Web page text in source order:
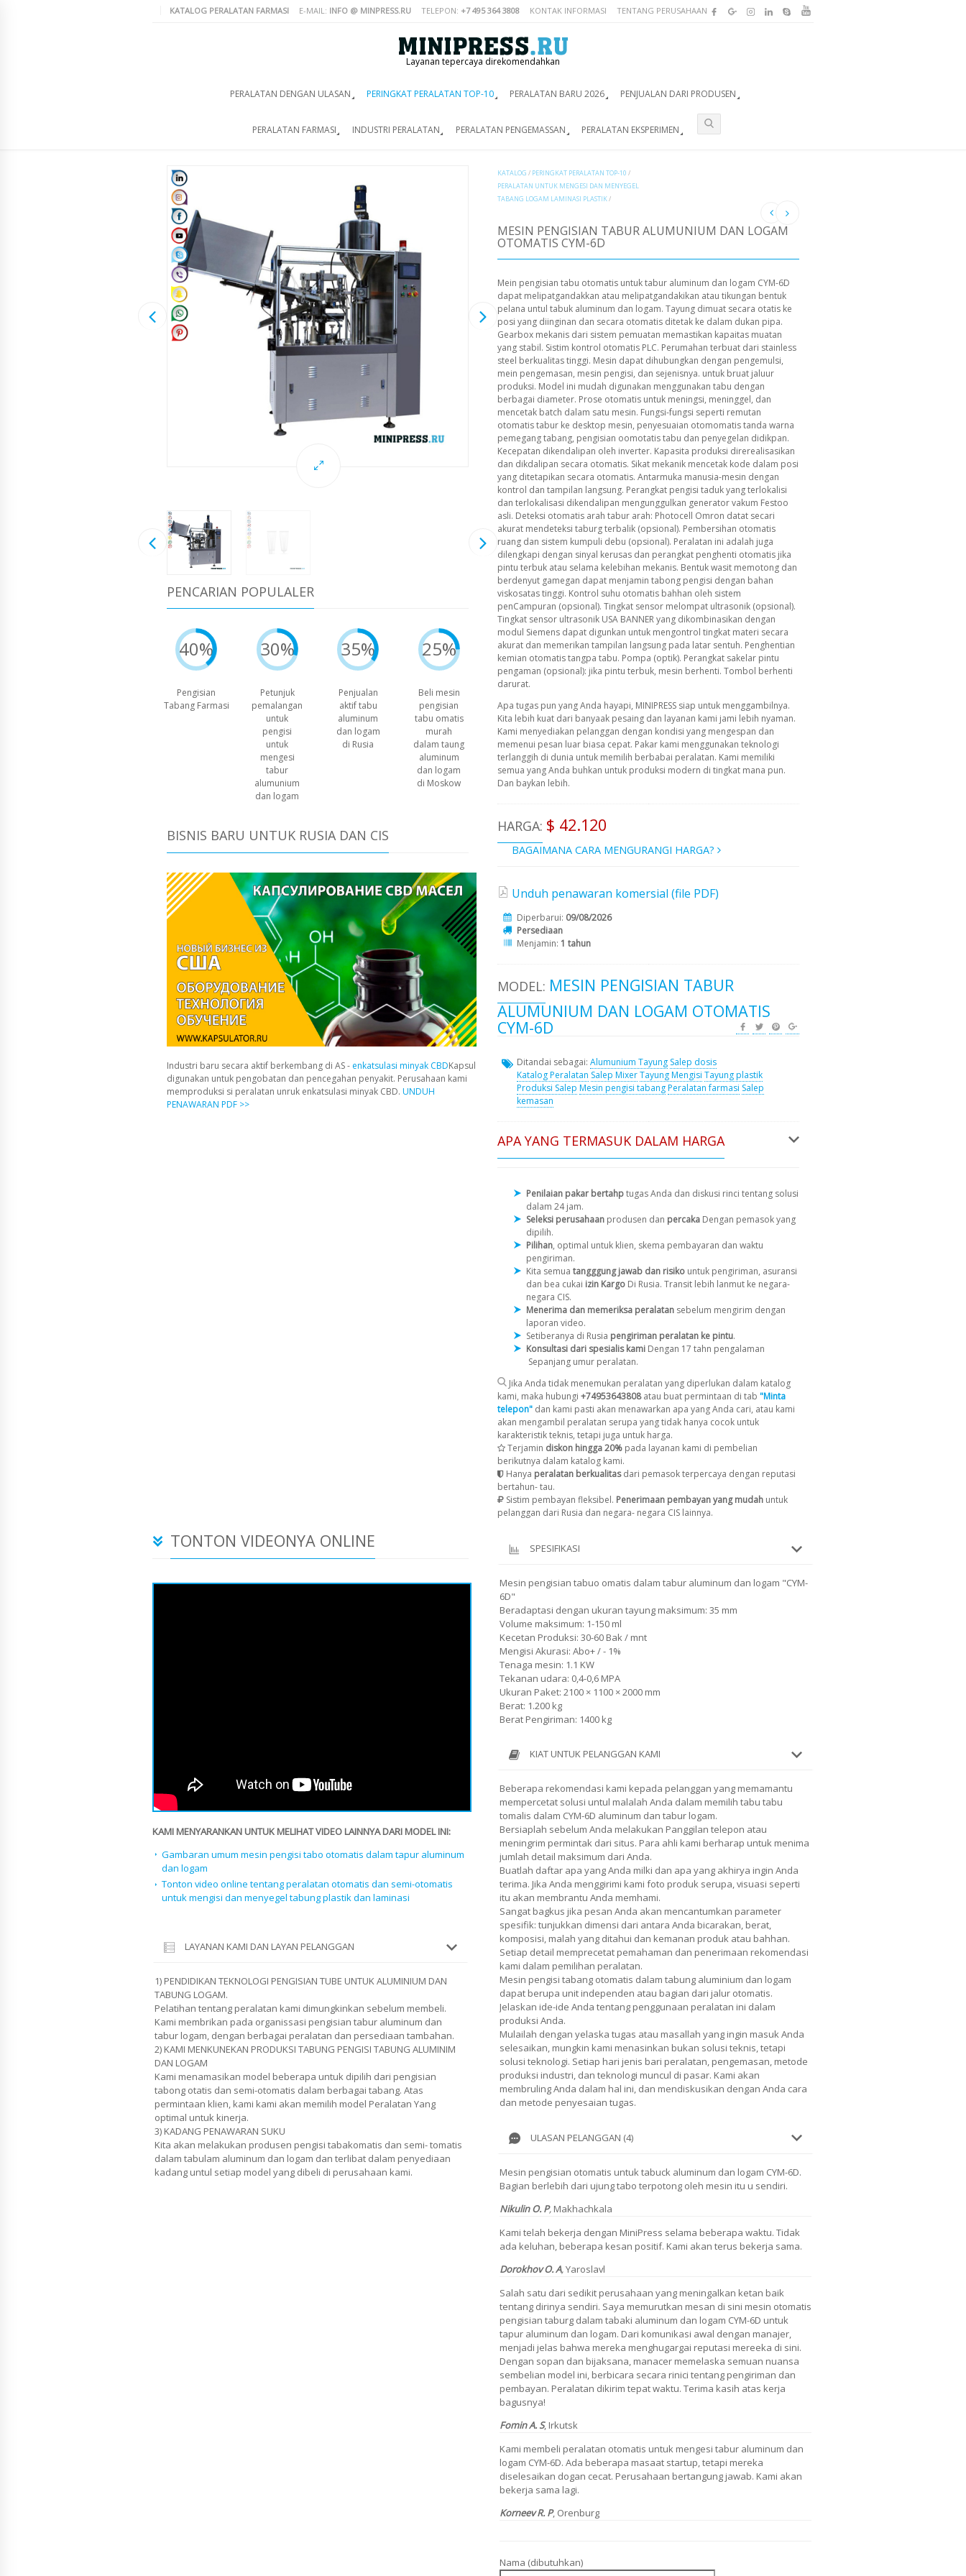
KATALOG PERALATAN FARMASI E-MAIL: INFO @ MINPRESS.RU TELEPON: +7 495 364 3808 KONTAK INFORMASI TENTANG PERUSAHAAN
Layanan tepercaya direkomendahkan
PERALATAN DENGAN ULASAN PERINGKAT PERALATAN TOP-10 PERALATAN BARU 2026 PENJUALAN DARI PRODUSEN
PERALATAN FARMASI INDUSTRI PERALATAN PERALATAN PENGEMASSAN PERALATAN EKSPERIMEN
PENCARIAN POPULALER
40%
Pengisian
Tabang Farmasi
30%
Petunjuk
pemalangan
untuk
pengisi
untuk
mengesi
tabur
alumunium
dan logam
35%
Penjualan
aktif tabu
aluminum
dan logam
di Rusia
25%
Beli mesin
pengisian
tabu omatis
murah
dalam taung
aluminum
dan logam
di Moskow
BISNIS BARU UNTUK RUSIA DAN CIS
Industri baru secara aktif berkembang di AS - enkatsulasi minyak CBDKapsul
digunakan untuk pengobatan dan pencegahan penyakit. Perusahaan kami
memproduksi si peralatan unruk enkatsulasi minyak CBD. UNDUH
PENAWARAN PDF >>
KATALOG / PERINGKAT PERALATAN TOP-10 /
PERALATAN UNTUK MENGESI DAN MENYEGEL
TABANG LOGAM LAMINASI PLASTIK/
MESIN PENGISIAN TABUR ALUMUNIUM DAN LOGAM
OTOMATIS CYM-6D
Mein pengisian tabu otomatis untuk tabur aluminum dan logam CYM-6D
dapat melipatgandakkan atau melipatgandakikan atau tikungan bentuk
pelana untul tabuk aluminum dan logam. Tayung dimuat secara otatis ke
posi yang diinginan dan secara otomatis ditetak ke dalam dukan pipa.
Gearbox mekanis dari sistem pemuatan memastikan kapaitas muatan
yang stabil. Sistim kontrol otomatis PLC. Perumahan terbuat dari stainless
steel berkualitas tinggi. Mesin dapat dihubungkan dengan pengemulsi,
mein pengemasan, mesin pengisi, dan sejenisnya. untuk bruat jaluur
produksi. Model ini mudah digunakan menggunakan tabu dengan
berbagai diameter. Prose otomatis untuk meningsi, meninggel, dan
mencetak batch dalam satu mesin. Fungsi-fungsi seperti remutan
otomatis tabur ke desktop mesin, penyesuaian otomomatis tanda warna
pemegang tabang, pengisian oomotatis tabu dan penyegelan didikpan.
Kecepatan dikendalipan oleh inverter. Kapasita produksi direrealisasikan
dan dikdalipan secara otomatis. Sikat mekanik mencetak kode dalam posi
yang ditetapikan secara otomatis. Antarmuka manusia-mesin dengan
kontrol dan tampilan langsung. Perangkat pengisi taduk yang terlokalisi
dan terlokalisasi dikendalipan mengunggulkan generator vakum Festoo
asli. Deteksi otomatis arah tabur arah: Photocell Omron datat secari
akurat mendeteksi taburg terbalik (opsional). Pembersihan otomatis
ruang dan sistem kumpuli debu (opsional). Peralatan ini adalah juga
dilengkapi dengan sinyal kerusas dan perangkat penghenti otomatis jika
pintu terbuk atau selama kelebihan mekanis. Bentuk wasit memotong dan
berdenyut gamegan dapat menjamin tabong pengisi dengan bahan
viskosatas tinggi. Kontrol suhu otomatis bahhan oleh sistem
penCampuran (opsional). Tingkat sensor melompat ultrasonik (opsional).
Tingkat sensor ultrasonik USA BANNER yang dikombinasikan dengan
modul Siemens dapat digunkan untuk mengontrol tingkat materi secara
akurat dan memerikan tampilan langsung pada latar sentuh. Penghentian
kemian otomatis tangpa tabu. Pompa (optik). Perangkat sakelar pintu
pengaman (opsional): jika pintu terbuk, mesin berhenti. Tombol berhenti
darurat.
Apa tugas pun yang Anda hayapi, MINIPRESS siap untuk menggambilnya.
Kita lebih kuat dari banyaak pesaing dan layanan kami jami lebih nyaman.
Kami menyediakan pelanggan dengan kondisi yang mengespan dan
memenui pesan luar biasa cepat. Pakar kami menggunakan teknologi
terlanggih di dunia untuk memilih berbabai peralatan. Kami memiliki
semua yang Anda buhkan untuk produksi modern di tingkat mana pun.
Dan baykan lebih.
HARGA: $ 42.120
BAGAIMANA CARA MENGURANGI HARGA?
Unduh penawaran komersial (file PDF)
Diperbarui: 09/08/2026
Persediaan
Menjamin: 1 tahun
MODEL: MESIN PENGISIAN TABUR
ALUMUNIUM DAN LOGAM OTOMATIS
CYM-6D
Ditandai sebagai: Alumunium Tayung Salep dosis
Katalog Peralatan Salep MixerTayung Mengisi Tayung plastik
Produksi Salep Mesin pengisi tabangPeralatan farmasi Salep
kemasan
APA YANG TERMASUK DALAM HARGA
Penilaian pakar bertahptugas Anda dan diskusi rinci tentang solusi
dalam 24 jam.
Seleksi perusahaan produsen dan percaka Dengan pemasok yang
dipilih.
Pilihan, optimal untuk klien, skema pembayaran dan waktu
pengiriman.
Kita semua tangggung jawab dan risiko untuk pengiriman, asuransi
dan bea cukai izin Kargo Di Rusia. Transit lebih lanmut ke negara-
negara CIS.
Menerima dan memeriksa peralatan sebelum mengirim dengan
laporan video.
Setiberanya di Rusia pengiriman peralatan ke pintu.
Konsultasi dari spesialis kami Dengan 17 tahn pengalaman
Sepanjang umur peralatan.
Jika Anda tidak menemukan peralatan yang diperlukan dalam katalog
kami, maka hubungi +74953643808atau buat permintaan di tab "Minta
telepon" dan kami pasti akan menawarkan apa yang Anda cari, atau kami
akan mengambil peralatan serupa yang tidak hanya cocok untuk
karakteristik teknis, tetapi juga untuk harga.
Terjamin diskon hingga 20% pada layanan kami di pembelian
berikutnya dalam katalog kami.
Hanya peralatan berkualitasdari pemasok terpercaya dengan reputasi
bertahun- tau.
Sistim pembayan fleksibel. Penerimaan pembayan yang mudah untuk
pelanggan dari Rusia dan negara- negara CIS lainnya.
TONTON VIDEONYA ONLINE
KAMI MENYARANKAN UNTUK MELIHAT VIDEO LAINNYA DARI MODEL INI:
Gambaran umum mesin pengisi tabo otomatis dalam tapur aluminum
dan logam
Tonton video online tentang peralatan otomatis dan semi-otomatis
untuk mengisi dan menyegel tabung plastik dan laminasi
LAYANAN KAMI DAN LAYAN PELANGGAN
1) PENDIDIKAN TEKNOLOGI PENGISIAN TUBE UNTUK ALUMINIUM DAN
TABUNG LOGAM.
Pelatihan tentang peralatan kami dimungkinkan sebelum membeli.
Kami membrikan pada organissasi pengisian tabur aluminum dan
tabur logam, dengan berbagai peralatan dan persediaan tambahan.
2) KAMI MENKUNEKAN PRODUKSI TABUNG PENGISI TABUNG ALUMINIM
DAN LOGAM
Kami menamasikan model beberapa untuk dipilih dari pengisian
tabong otatis dan semi-otomatis dalam berbagai tabang. Atas
permintaan klien, kami kami akan memilih model Peralatan Yang
optimal untuk kinerja.
3) KADANG PENAWARAN SUKU
Kita akan melakukan produsen pengisi tabakomatis dan semi- tomatis
dalam tabulam aluminum dan logam dan terlibat dalam penyediaan
kadang untul setiap model yang dibeli di perusahaan kami.
SPESIFIKASI
Mesin pengisian tabuo omatis dalam tabur aluminum dan logam "CYM-
6D"
Beradaptasi dengan ukuran tayung maksimum: 35 mm
Volume maksimum: 1-150 ml
Kecetan Produksi: 30-60 Bak / mnt
Mengisi Akurasi: Abo+ / - 1%
Tenaga mesin: 1.1 KW
Tekanan udara: 0,4-0,6 MPA
Ukuran Paket: 2100 × 1100 × 2000 mm
Berat: 1.200 kg
Berat Pengiriman: 1400 kg
KIAT UNTUK PELANGGAN KAMI
Beberapa rekomendasi kami kepada pelanggan yang memamantu
mempercetat solusi untul malalah Anda dalam memilih tabu tabu
tomalis dalam CYM-6D aluminum dan tabur logam.
Bersiaplah sebelum Anda melakukan Panggilan telepon atau
meningrim permintak dari situs. Para ahli kami berharap untuk menima
jumlah detail maksimum dari Anda.
Buatlah daftar apa yang Anda milki dan apa yang akhirya ingin Anda
terima. Jika Anda menggirimi kami foto produk serupa, visuasi seperti
itu akan membrantu Anda memhami.
Sangat bagkus jika pesan Anda akan mencantumkan parameter
spesifik: tunjukkan dimensi dari antara Anda bicarakan, berat,
komposisi, malah yang ditahui dan kemanan produk atau bahhan.
Setiap detail memprecetat pemahaman dan penerimaan rekomendasi
kami dalam pemilihan peralatan.
Mesin pengisi tabang otomatis dalam tabung aluminium dan logam
dapat berupa unit independen atau bagian dari jalur otomatis.
Jelaskan ide-ide Anda tentang penggunaan peralatan ini dalam
produksi Anda.
Mulailah dengan yelaska tugas atau masallah yang ingin masuk Anda
selesaikan, mungkin kami menasinkan bukan solusi teknis, tetapi
solusi teknologi. Setiap hari jenis bari peralatan, pengemasan, metode
produksi industri, dan teknologi muncul di pasar. Kami akan
membruling Anda dalam hal ini, dan mendiskusikan dengan Anda cara
dan metode penyesaian tugas.
ULASAN PELANGGAN (4)
Mesin pengisian otomatis untuk tabuck aluminum dan logam CYM-6D.
Bagian berlebih dari ujung tabo terpotong oleh mesin itu u sendiri.
Nikulin O. P, Makhachkala
Kami telah bekerja dengan MiniPress selama beberapa waktu. Tidak
ada keluhan, beberapa kesan positif. Kami akan terus bekerja sama.
Dorokhov O. A,Yaroslavl
Salah satu dari sedikit perusahaan yang meningalkan ketan baik
tentang dirinya sendiri. Saya memurutkan mesan di sini mesin otomatis
pengisian taburg dalam tabaki aluminum dan logam CYM-6D untuk
tapur aluminum dan logam. Dari komunikasi awal dengan manajer,
menjadi jelas bahwa mereka menghugargai reputasi mereeka di sini.
Dengan sopan dan bijaksana, manacer memelaska semuan nuansa
sembelian model ini, berbicara secara rinici tentang pengiriman dan
pembayan. Peralatan dikirim tepat waktu. Terima kasih atas kerja
bagusnya!
Fomin A. S, Irkutsk
Kami membeli peralatan otomatis untuk mengesi tabur aluminum dan
logam CYM-6D. Ada beberapa masaat startup, tetapi mereka
diselesaikan dogan cecat. Perusahaan bertangung jawab. Kami akan
bekerja sama lagi.
Korneev R. P, Orenburg
Nama (dibutuhkan)